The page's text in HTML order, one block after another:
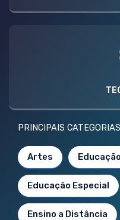
PRINCIPAIS CATEGORIAS
Artes
Educação Especial
Ensino a Distância